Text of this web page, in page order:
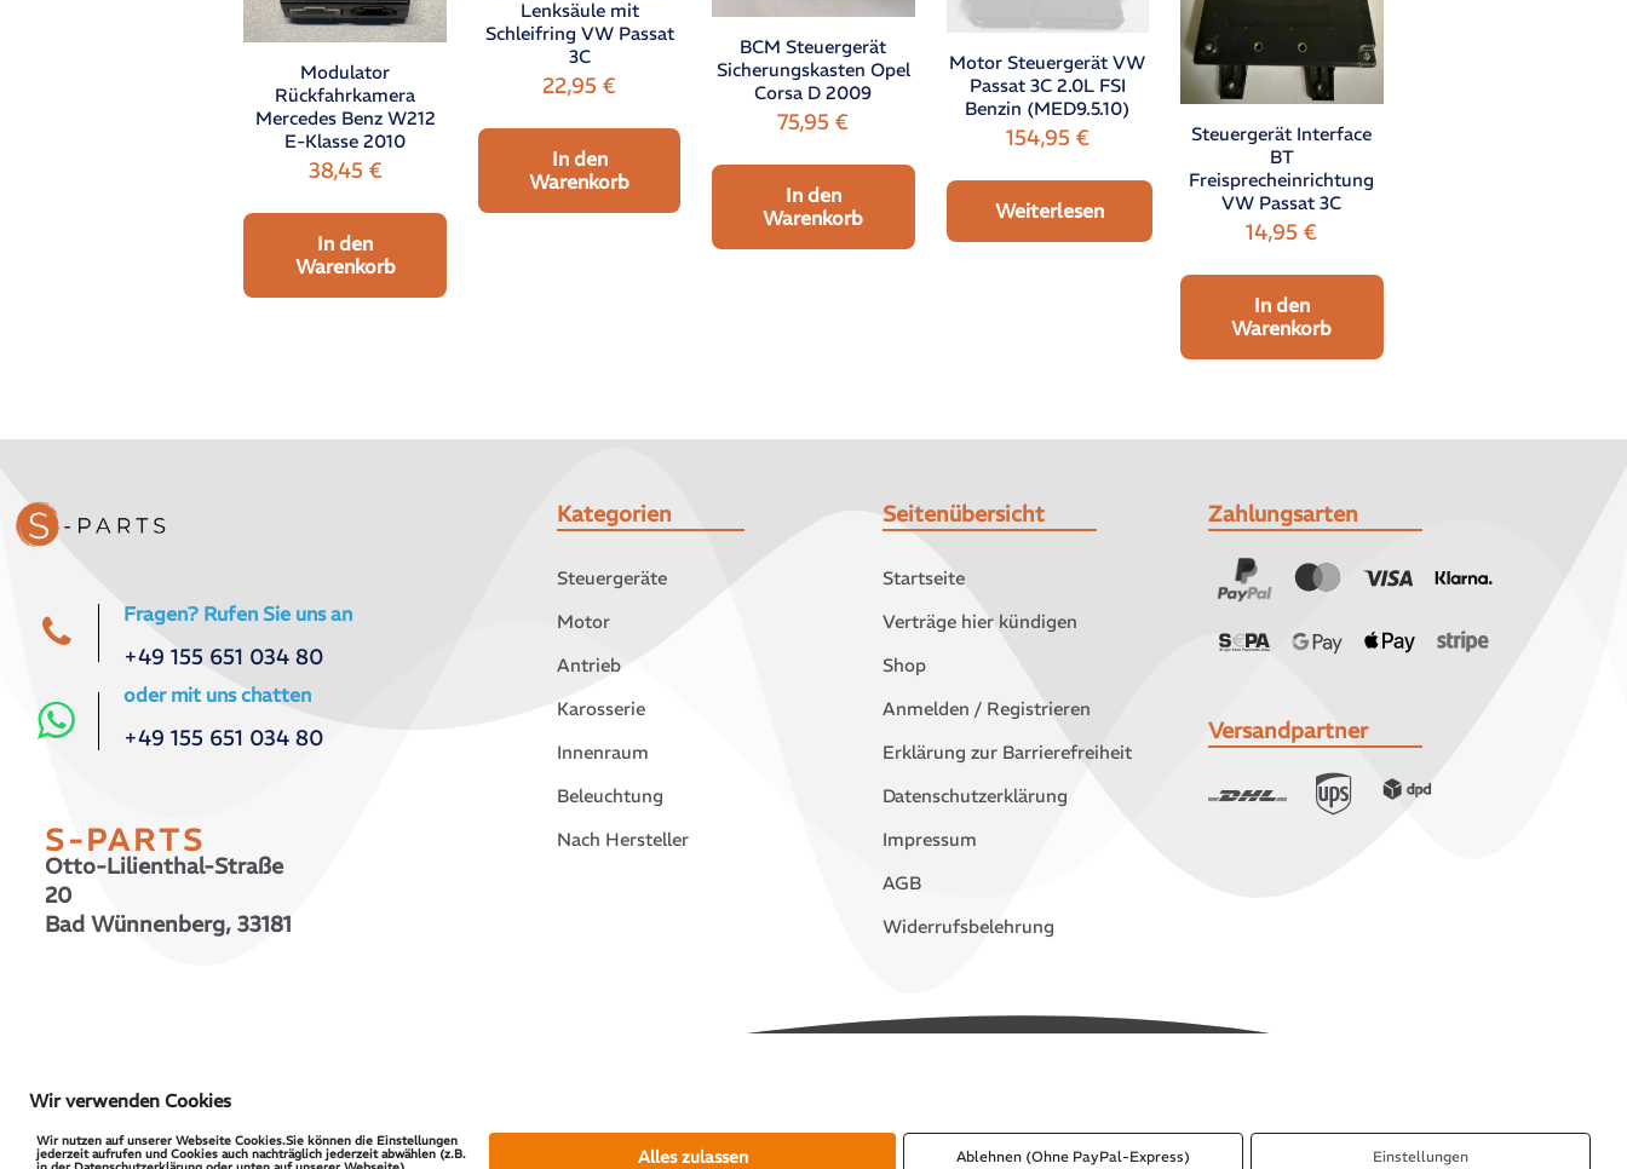
Modulator
Rückfahrkamera
Mercedes Benz W212
E-Klasse 2010
38,45 €
In den
Warenkorb
Lenksäule mit
Schleifring VW Passat
3C
22,95 €
In den
Warenkorb
BCM Steuergerät
Sicherungskasten Opel
Corsa D 2009
75,95€
In den
Warenkorb
Motor Steuergerät VW
Passat 3C 2.0L FSI
Benzin (MED9.5.10)
154,95 €
Weiterlesen
Steuergerät Interface
BT
Freisprecheinrichtung
VW Passat 3C
14,95€
In den
Warenkorb
Fragen? Rufen Sie uns an
+49 155 651 034 80
oder mit uns chatten
+49 155 651 034 80
S-PARTS
Otto-Lilienthal-Straße
20
Bad Wünnenberg, 33181
Kategorien
Steuergeräte
Motor
Antrieb
Karosserie
Innenraum
Beleuchtung
Nach Hersteller
Seitenübersicht
Startseite
Verträge hier kündigen
Shop
Anmelden / Registrieren
Erklärung zur Barrierefreiheit
Datenschutzerklärung
Impressum
AGB
Widerrufsbelehrung
Zahlungsarten
Versandpartner
Wir verwenden Cookies
Wir nutzen auf unserer Webseite Cookies.Sie können die Einstellungen
jederzeit aufrufen und Cookies auch nachträglich jederzeit abwählen (z.B.
Alles zulassen Ablehnen (Ohne PayPal-Express) Einstellungen